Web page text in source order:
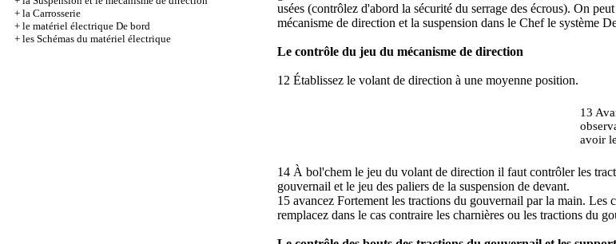
+ la Carrosserie
+ le matériel électrique De bord
+ les Schémas du matériel électrique
usées (contrôlez d'abord la sécurité du serrage des écrous). On
mécanisme de direction et la suspension dans le Chefle système
Le contrôle du jeu du mécanisme de direction
12 Établissez le volant de direction à une moyenne position.
13
avoir
14 À bol'chem le jeu du volant de direction il faut contrôler les
gouvernail et le jeu des paliers de la suspension de devant.
15 avancez Fortement les tractions du gouvernail par la main. Les
remplacez dans le cas contraire les charnières ou les tractions du